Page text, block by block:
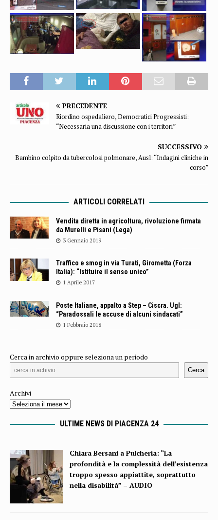
PRECEDENTE
Riordino ospedaliero, Democratici Progressisti:
“Necessaria una discussione con i territori”
SUCCESSIVO
Bambino colpito da tubercolosi polmonare, Ausl: “Indagini cliniche in
corso”
ARTICOLI CORRELATI
Vendita diretta in agricoltura, rivoluzione firmata
da Murelli e Pisani (Lega)
3 Gennaio 2019
Traffico e smog in via Turati, Girometta (Forza
Italia): “Istituire il senso unico”
1 Aprile 2017
Poste Italiane, appalto a Step – Ciscra. Ugl:
“Paradossali le accuse di alcuni sindacati”
1 Febbraio 2018
Cerca in archivio oppure seleziona un periodo
Cerca
Archivi
ULTIME NEWS DI PIACENZA 24
Chiara Bersani a Pulcheria: “La
profondità e la complessità dell’esistenza
troppo spesso appiattite, soprattutto
nella disabilità” – AUDIO